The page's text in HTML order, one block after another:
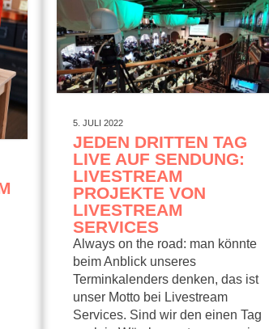
5. JULI 2022
JEDEN DRITTEN TAG
LIVE AUF SENDUNG:
LIVESTREAM
PROJEKTE VON
LIVESTREAM
SERVICES
Always on the road: man könnte
beim Anblick unseres
Terminkalenders denken, das ist
unser Motto bei Livestream
Services. Sind wir den einen Tag